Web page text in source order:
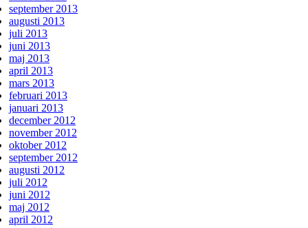
september 2013
augusti 2013
juli 2013
juni 2013
maj 2013
april 2013
mars 2013
februari 2013
januari 2013
december 2012
november 2012
oktober 2012
september 2012
augusti 2012
juli 2012
juni 2012
maj 2012
april 2012